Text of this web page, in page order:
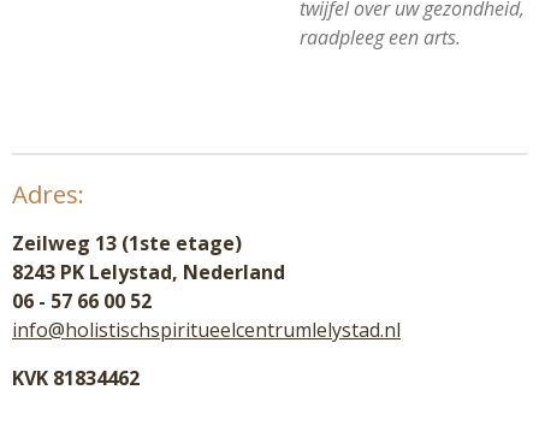
twijfel over uw gezondheid,
raadpleeg een arts.
Adres:
Zeilweg 13 (1ste etage)
8243 PK Lelystad, Nederland
06 - 57 66 00 52
info@holistischspiritueelcentrumlelystad.nl
KVK 81834462